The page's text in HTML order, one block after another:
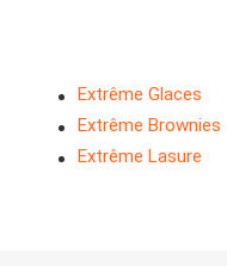
Extrême Glaces
Extrême Brownies
Extrême Lasure